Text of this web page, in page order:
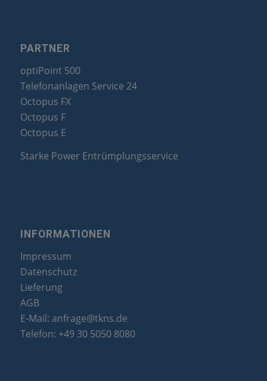
PARTNER
optiPoint 500
Telefonanlagen Service 24
Octopus FX
Octopus F
Octopus E
Starke Power Entrümplungsservice
INFORMATIONEN
Impressum
Datenschutz
Lieferung
AGB
E-Mail: anfrage@tkns.de
Telefon: +49 30 5050 8080